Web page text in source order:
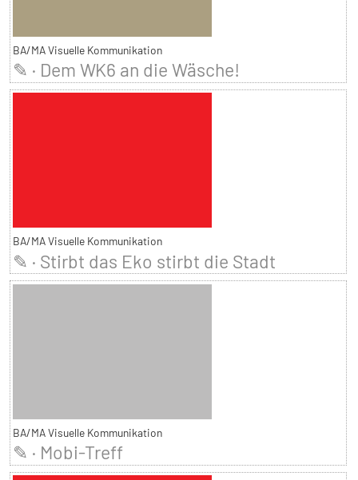
BA/MA Visuelle Kommunikation
✎ · Dem WK6 an die Wäsche!
BA/MA Visuelle Kommunikation
✎ · Stirbt das Eko stirbt die Stadt
BA/MA Visuelle Kommunikation
✎ · Mobi-Treff